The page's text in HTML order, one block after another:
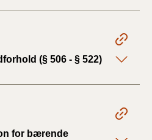
(§ 506 - § 522)
for bærende